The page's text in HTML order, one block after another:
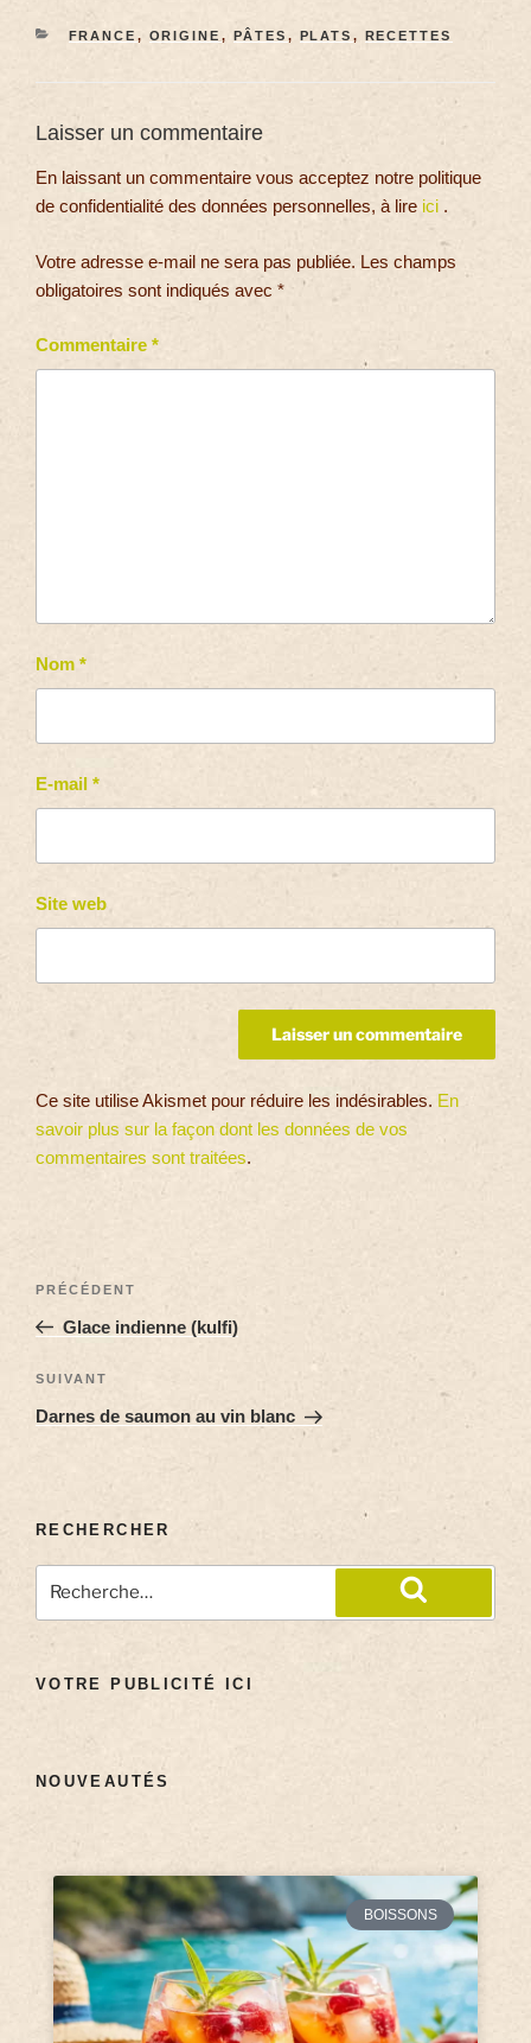
FRANCE , ORIGINE , PÂTES , PLATS , RECETTES
Laisser un commentaire
En laissant un commentaire vous acceptez notre politique
de confidentialité des données personnelles, à lire ici .
Votre adresse e-mail ne sera pas publiée. Les champs
obligatoires sont indiqués avec *
Commentaire *
Nom *
E-mail *
Site web
Ce site utilise Akismet pour réduire les indésirables. En
savoir plus sur la façon dont les données de vos
commentaires sont traitées.
PRÉCÉDENT
Glace indienne (kulfi)
SUIVANT
Darnes de saumon au vin blanc
RECHERCHER
VOTRE PUBLICITÉ ICI
NOUVEAUTÉS
BOISSONS